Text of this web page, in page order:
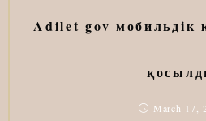
Adilet gov мобильдік
March 17,